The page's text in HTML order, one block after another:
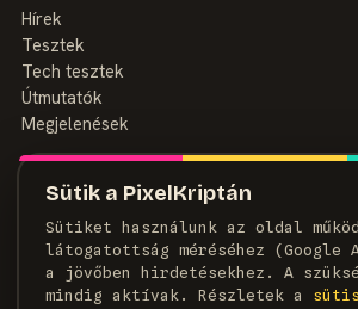
Sütik a PixelKriptán
Sütiket használunk az oldal
látogatottság méréséhez (Google
a jövőben hirdetésekhez. A
mindig aktívak. Részletek a
Hírek
Tesztek
Tech tesztek
Útmutatók
Megjelenések
MAGAZIN
Szerzők
Médiaajánlat
Kapcsolat